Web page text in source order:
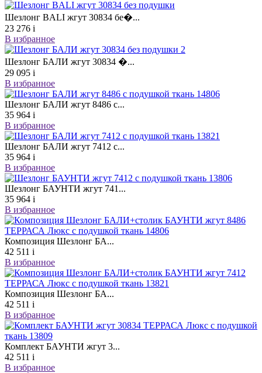
Шезлонг BALI жгут 30834 бе�...
23 276 i
В избранное
Шезлонг БАЛИ жгут 30834 �...
29 095 i
В избранное
Шезлонг БАЛИ жгут 8486 с...
35 964 i
В избранное
Шезлонг БАЛИ жгут 7412 с...
35 964 i
В избранное
Шезлонг БАУНТИ жгут 741...
35 964 i
В избранное
Композиция Шезлонг БА...
42 511 i
В избранное
Композиция Шезлонг БА...
42 511 i
В избранное
Комплект БАУНТИ жгут 3...
42 511 i
В избранное